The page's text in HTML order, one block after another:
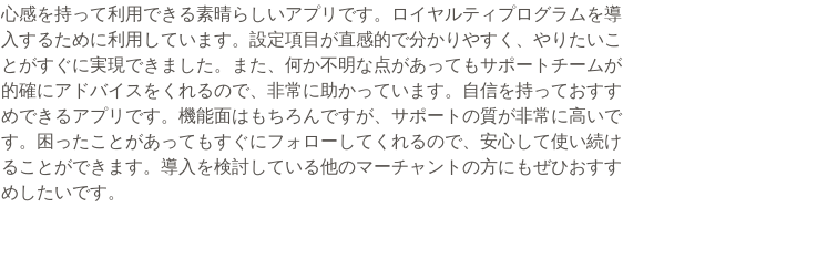
心感を持って利用できる素晴らしいアプリです。ロイヤルティプログラムを導
入するために利用しています。設定項目が直感的で分かりやすく、やりたいこ
とがすぐに実現できました。また、何か不明な点があってもサポートチームが
的確にアドバイスをくれるので、非常に助かっています。自信を持っておすす
めできるアプリです。機能面はもちろんですが、サポートの質が非常に高いで
す。困ったことがあってもすぐにフォローしてくれるので、安心して使い続け
ることができます。導入を検討している他のマーチャントの方にもぜひおすす
めしたいです。